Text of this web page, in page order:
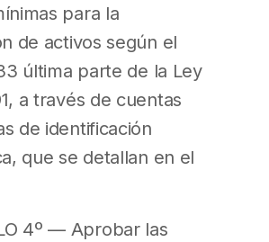
para la
de activos según el
última parte de la Ley
a través de cuentas
de identificación
que se detallan en el
4º — Aprobar las